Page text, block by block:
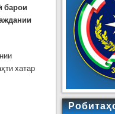
барои
хатар